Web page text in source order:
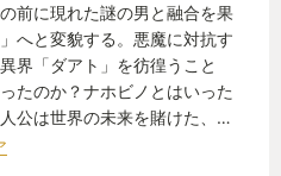
前に現れた謎の男と融合を果
へと変貌する。悪魔に対抗す
界「ダアト」を彷徨うこと
たのか？ナホビノとはいった
公は世界の未来を賭けた、…